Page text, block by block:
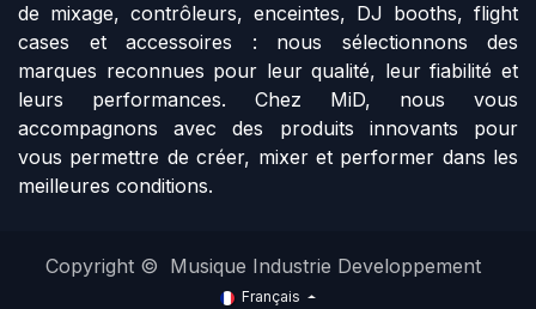
de mixage, contrôleurs, enceintes, DJ booths, flight
cases et accessoires : nous sélectionnons des
marques reconnues pour leur qualité, leur fiabilité et
leurs performances. Chez MiD, nous vous
accompagnons avec des produits innovants pour
vous permettre de créer, mixer et performer dans les
meilleures conditions.
Copyright © Musique Industrie Developpement
Français